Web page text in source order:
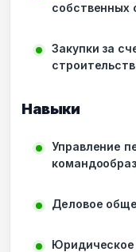
собственных
Закупки за
Навыки
Управление
Деловое
Юридическое